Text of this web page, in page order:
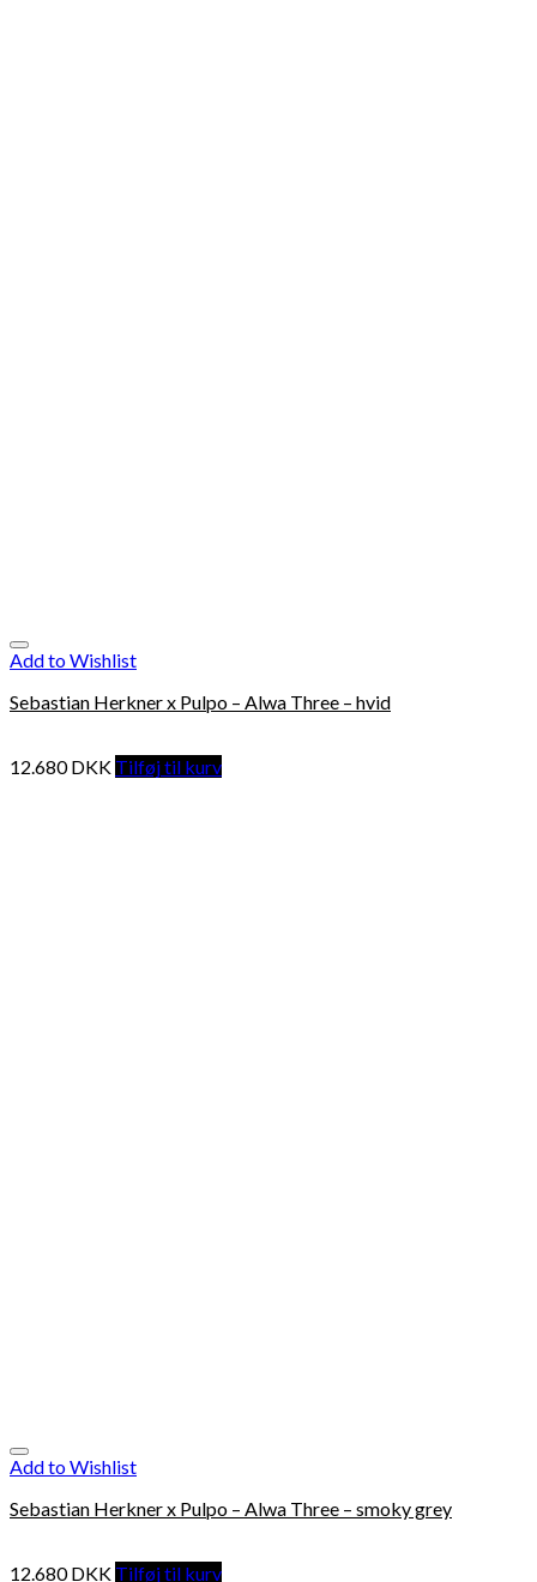
Add to Wishlist
Sebastian Herkner x Pulpo – Alwa Three – hvid
12.680DKK Tilføj til kurv
Add to Wishlist
Sebastian Herkner x Pulpo – Alwa Three – smoky grey
12.680DKK Tilføj til kurv